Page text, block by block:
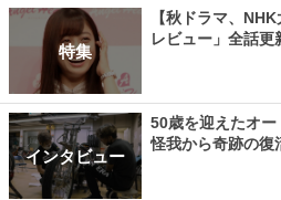
特集
【秋ドラマ、
レビュー」全話更
インタビュー
50歳を迎えたオ
怪我から奇跡の復